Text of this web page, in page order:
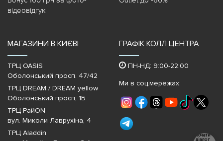
відеовідгук
МАГАЗИНИ В КИЄВІ
ТРЦ OASIS
Оболонський просп. 47/42
ТРЦ DREAM / DREAM yellow
Оболонський просп, 1Б
ТРЦ РайON
вул. Миколи Лаврухіна, 4
ТРЦ Aladdin
ГРАФІК КОЛЛ ЦЕНТРА
ПН-НД: 9:00-22:00
Ми в соц.мережах: